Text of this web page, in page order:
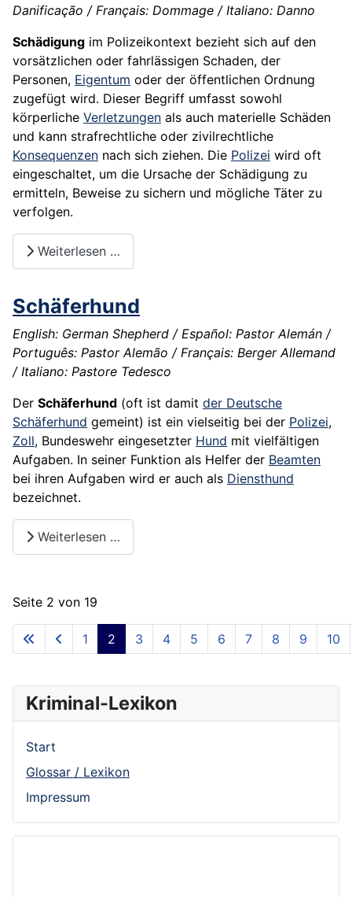
Danificação / Français: Dommage / Italiano: Danno
Schädigung im Polizeikontext bezieht sich auf den
vorsätzlichen oder fahrlässigen Schaden, der
Personen, Eigentum oder der öffentlichen Ordnung
zugefügt wird. Dieser Begriff umfasst sowohl
körperliche Verletzungen als auch materielle Schäden
und kann strafrechtliche oder zivilrechtliche
Konsequenzen nach sich ziehen. Die Polizei wird oft
eingeschaltet, um die Ursache der Schädigung zu
ermitteln, Beweise zu sichern und mögliche Täter zu
verfolgen.
Weiterlesen …
Schäferhund
English: German Shepherd / Español: Pastor Alemán /
Português: Pastor Alemão / Français: Berger Allemand
/ Italiano: Pastore Tedesco
Der Schäferhund (oft ist damit der Deutsche
Schäferhund gemeint) ist ein vielseitig bei der Polizei,
Zoll, Bundeswehr eingesetzter Hund mit vielfältigen
Aufgaben. In seiner Funktion als Helfer der Beamten
bei ihren Aufgaben wird er auch als Diensthund
bezeichnet.
Weiterlesen …
Seite 2 von 19
1 2 3 4 5 6 7 8 9 10
Kriminal-Lexikon
Start
Glossar / Lexikon
Impressum